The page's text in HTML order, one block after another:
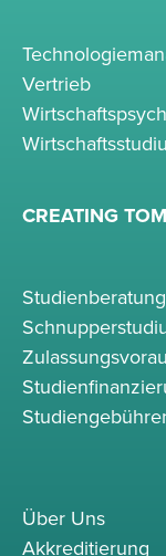
Vertrieb
CREATING
Studienberatung
Über Uns
Akkreditierung